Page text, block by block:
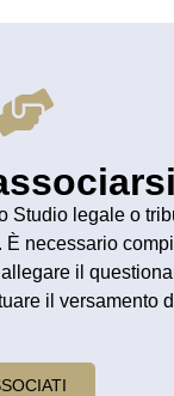
Studio legale o
necessario
il
il versamento